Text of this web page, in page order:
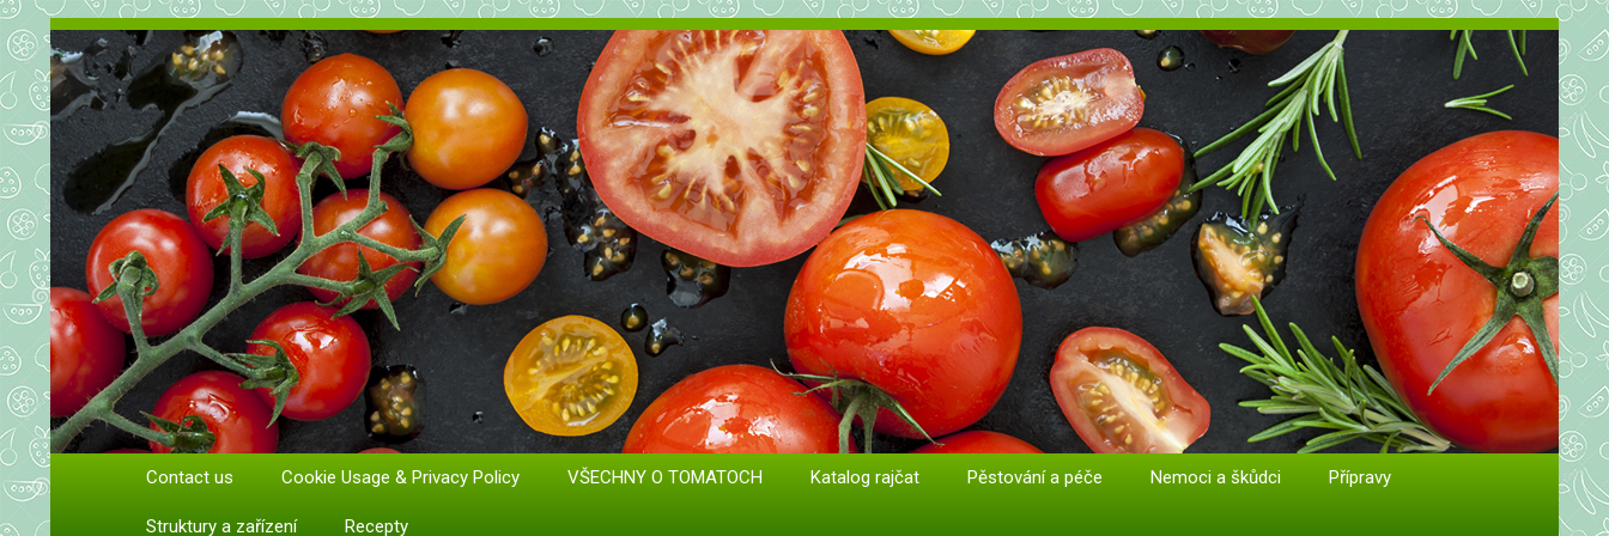
Vše o rajčatech. Pěstování rajčat. Odrůdy a sazenice.
Pěstování a péče o rajčata
Contact us Cookie Usage & Privacy Policy VŠECHNY O TOMATOCH Katalog rajčat Pěstování a péče Nemoci a škůdci Přípravy
Struktury a zařízení Recepty